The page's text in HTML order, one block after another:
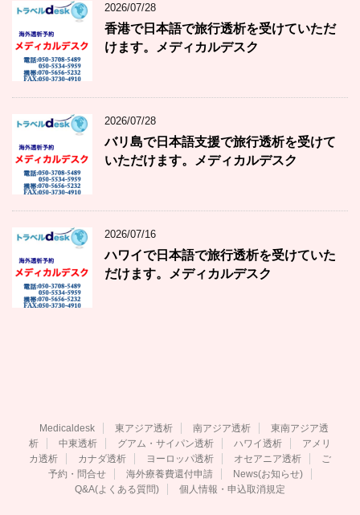
2026/07/28
香港で日本語で旅行透析を受けていただ
けます。メディカルデスク
2026/07/28
バリ島で日本語支援で旅行透析を受けて
いただけます。メディカルデスク
2026/07/16
ハワイで日本語で旅行透析を受けていた
だけます。メディカルデスク
Medicaldesk 東アジア透析 南アジア透析
東南アジア透
析
中東透析 グアム・サイパン透析 ハワイ透析
アメリ
カ透析
カナダ透析 ヨーロッパ透析 オセアニア透析
ご
予約・問合せ
海外療養費還付申請
News(お知らせ)
Q&A(よくある質問)
個人情報・申込取消規定